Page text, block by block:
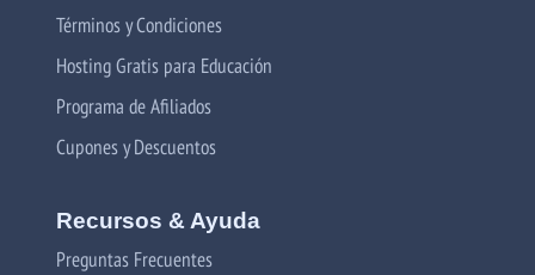
Términos y Condiciones
Hosting Gratis para Educación
Programa de Afiliados
Cupones y Descuentos
Recursos & Ayuda
Preguntas Frecuentes